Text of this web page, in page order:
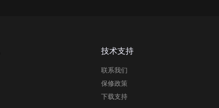
技术支持
联系我们
保修政策
下载支持